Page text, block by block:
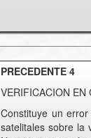
PRECEDENTE 4
VERIFICACION EN
Constituye un
satelitales sobre la